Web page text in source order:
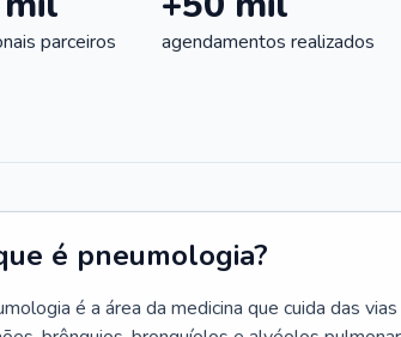
parceiros agendamentos realizados
é pneumologia?
é a área da medicina que cuida das